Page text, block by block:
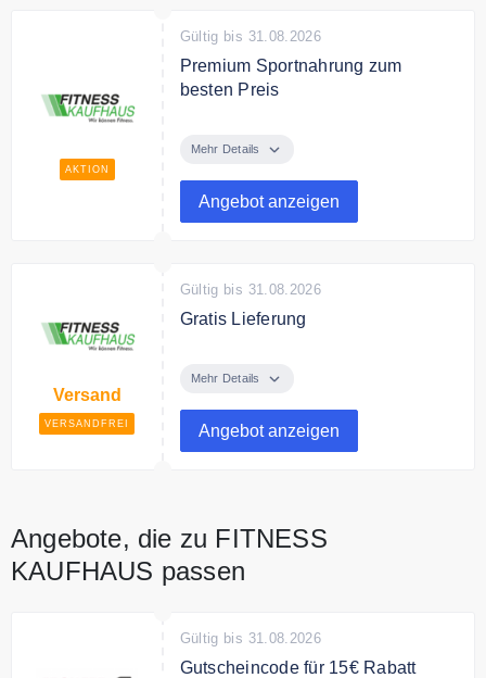
AKTION
Gültig bis 31.08.2026
Premium Sportnahrung zum
besten Preis
Premium Sportnahrung zum
Mehr Details
Angebot anzeigen
Versand
VERSANDFREI
Gültig bis 31.08.2026
Gratis Lieferung
kostenlos innerhalb Deutschlands.
Mehr Details
Angebot anzeigen
Angebote, die zu FITNESS
KAUFHAUS passen
Gültig bis 31.08.2026
Gutscheincode für 15€ Rabatt